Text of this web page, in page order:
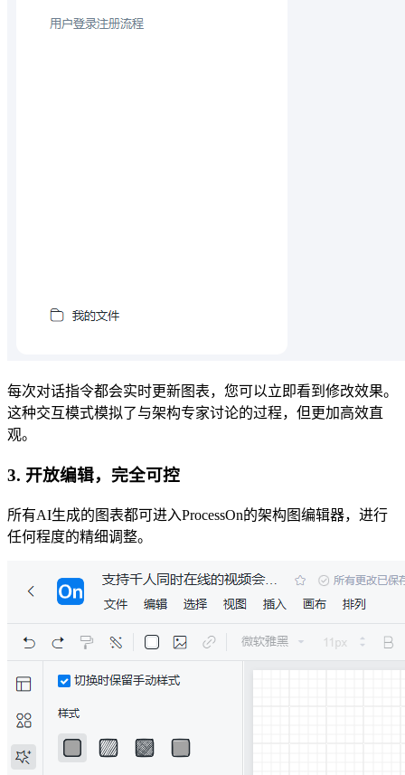
每次对话指令都会实时更新图表，您可以立即看到修改效果。
这种交互模式模拟了与架构专家讨论的过程，但更加高效直
观。
3. 开放编辑，完全可控
所有AI生成的图表都可进入ProcessOn的架构图编辑器，进行
任何程度的精细调整。